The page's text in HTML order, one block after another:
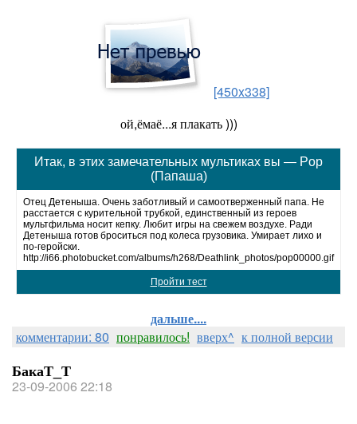
[450x338]
ой,ёмаё...я плакать )))
Итак, в этих замечательных мультиках вы — Pop
(Папаша)
Отец Детеныша. Очень заботливый и самоотверженный папа. Не
расстается с курительной трубкой, единственный из героев
мультфильма носит кепку. Любит игры на свежем воздухе. Ради
Детеныша готов броситься под колеса грузовика. Умирает лихо и
по-геройски.
http://i66.photobucket.com/albums/h268/Deathlink_photos/pop00000.gif
Пройти тест
дальше....
комментарии: 80 понравилось! вверх^ к полной версии
БакаТ_Т
23-09-2006 22:18